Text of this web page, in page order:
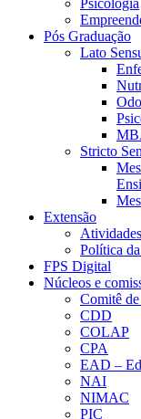
Psicologia
Pós Graduação
Lato
Stricto
Extensão
Política
FPS Digital
Núcleos e
Comitê
CDD
COLAP
CPA
EAD –
NAI
NIMAC
PIC